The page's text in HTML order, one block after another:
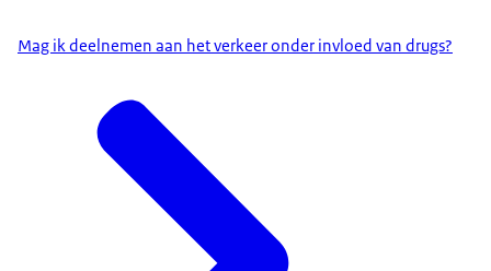
Mag ik deelnemen aan het verkeer onder invloed van drugs?